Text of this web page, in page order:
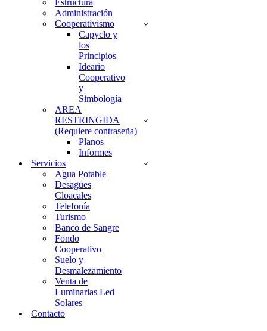
Estructura
Administración
Cooperativismo
Capyclo y
los
Principios
Ideario
Cooperativo
y
Simbología
AREA
RESTRINGIDA
(Requiere contraseña)
Planos
Informes
Servicios
Agua Potable
Desagües
Cloacales
Telefonía
Turismo
Banco de Sangre
Fondo
Cooperativo
Suelo y
Desmalezamiento
Venta de
Luminarias Led
Solares
Contacto